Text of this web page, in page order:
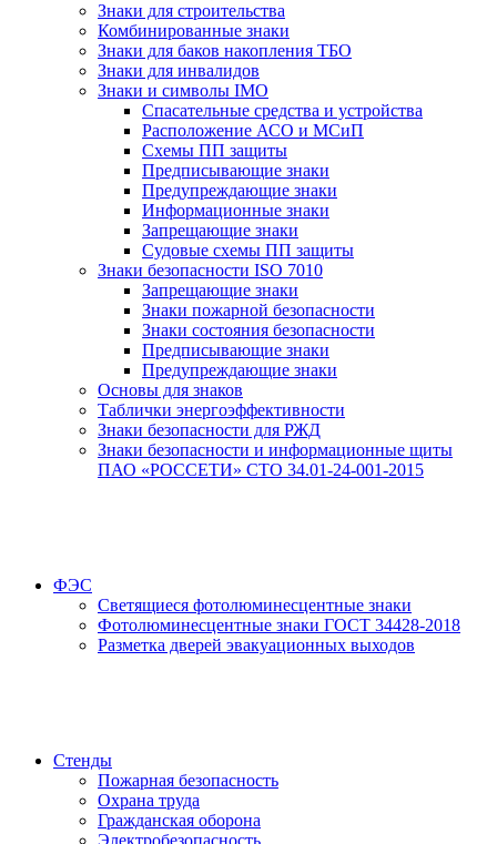
Знаки для строительства
Комбинированные знаки
Знаки для баков накопления ТБО
Знаки для инвалидов
Знаки и символы IMO
Спасательные средства и устройства
Расположение АСО и МСиП
Схемы ПП защиты
Предписывающие знаки
Предупреждающие знаки
Информационные знаки
Запрещающие знаки
Судовые схемы ПП защиты
Знаки безопасности ISO 7010
Запрещающие знаки
Знаки пожарной безопасности
Знаки состояния безопасности
Предписывающие знаки
Предупреждающие знаки
Основы для знаков
Таблички энергоэффективности
Знаки безопасности для РЖД
Знаки безопасности и информационные щиты
ПАО «РОССЕТИ» СТО 34.01-24-001-2015
ФЭС
Светящиеся фотолюминесцентные знаки
Фотолюминесцентные знаки ГОСТ 34428-2018
Разметка дверей эвакуационных выходов
Стенды
Пожарная безопасность
Охрана труда
Гражданская оборона
Электробезопасность